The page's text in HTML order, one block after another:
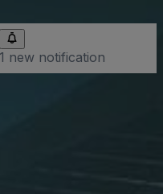
1 new notification